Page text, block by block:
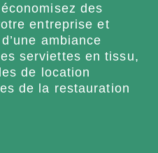
des
entreprise et
ambiance
serviettes en tissu,
de location
de la restauration